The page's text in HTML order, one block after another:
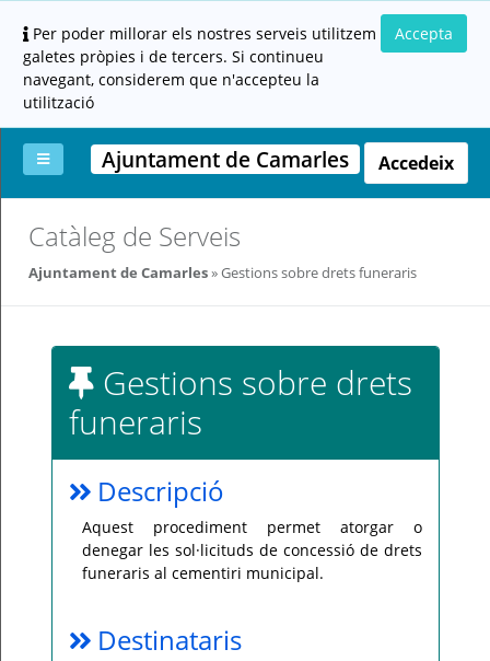
Per poder millorar els nostres serveis utilitzem
galetes pròpies i de tercers. Si continueu
navegant, considerem que n'accepteu la
utilització
Accepta
meva
documentació
ciutadana
administracions)
Ajuntament de Camarles Accedeix
Catàleg de Serveis
Ajuntament de Camarles Gestions sobre drets funeraris
Gestions sobre drets
funeraris
Descripció
Aquest procediment permet atorgar o
denegar les sol·licituds de concessió de drets
funeraris al cementiri municipal.
Destinataris